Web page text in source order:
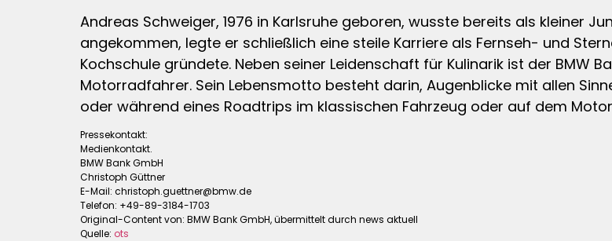
Andreas Schweiger, 1976 in Karlsruhe geboren, wusste bereits als kleiner
angekommen, legte er schließlich eine steile Karriere als Fernseh- und
Kochschule gründete. Neben seiner Leidenschaft für Kulinarik ist der BMW
Motorradfahrer. Sein Lebensmotto besteht darin, Augenblicke mit allen
oder während eines Roadtrips im klassischen Fahrzeug oder auf dem
Pressekontakt:
Medienkontakt.
BMW Bank GmbH
Christoph Güttner
E-Mail: christoph.guettner@bmw.de
Telefon: +49-89-3184-1703
Original-Content von: BMW Bank GmbH, übermittelt durch news aktuell
Quelle: ots